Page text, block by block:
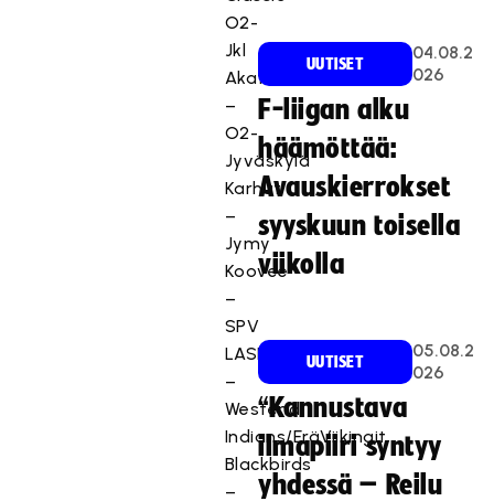
O2-
Jkl
Akatemia
–
O2-
Jyväskylä
Karhut
–
Jymy
Koovee
–
SPV
LASB
–
Westend
Indians/EräViikingit
Blackbirds
–
UUTISET
04.08.2
026
F-liigan alku
häämöttää:
Avauskierrokset
syyskuun toisella
viikolla
UUTISET
05.08.2
026
“Kannustava
ilmapiiri syntyy
yhdessä – Reilu